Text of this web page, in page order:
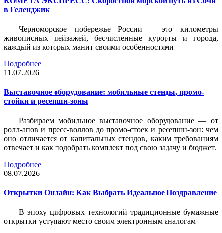
в Геленджик
Черноморское побережье России – это километры
живописных пейзажей, бесчисленные курорты и города,
каждый из которых манит своими особенностями
Подробнее
11.07.2026
Выставочное оборудование: мобильные стенды, промо-
стойки и ресепшн-зоны
Разбираем мобильное выставочное оборудование — от
ролл-апов и пресс-воллов до промо-стоек и ресепшн-зон: чем
оно отличается от капитальных стендов, каким требованиям
отвечает и как подобрать комплект под свою задачу и бюджет.
Подробнее
08.07.2026
Открытки Онлайн: Как Выбрать Идеальное Поздравление
В эпоху цифровых технологий традиционные бумажные
открытки уступают место своим электронным аналогам